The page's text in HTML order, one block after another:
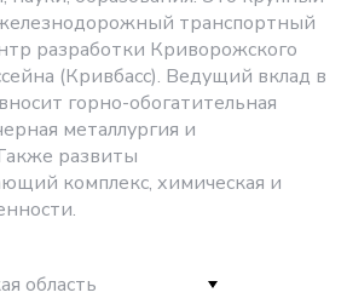
транспортный
разработки Криворожского
(Кривбасс). Ведущий вклад в
горно-обогатительная
металлургия и
развиты
комплекс, химическая и
область